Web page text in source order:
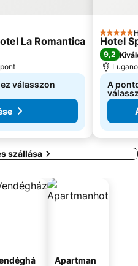
La Romantica
válasszon
5
Hotel
9,2
A
szállása
Apartman